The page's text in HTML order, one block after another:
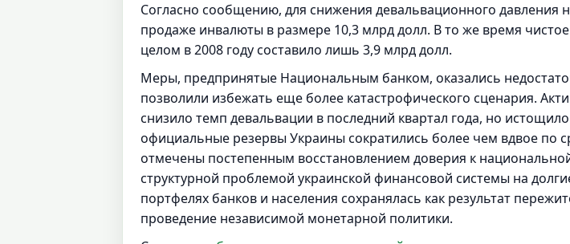
Согласно сообщению, для снижения девальвационного давления
продаже инвалюты в размере 10,3 млрд долл. В то же время
целом в 2008 году составило лишь 3,9 млрд долл.
Меры, предпринятые Национальным банком, оказались
позволили избежать еще более катастрофического сценария.
снизило темп девальвации в последний квартал года, но
официальные резервы Украины сократились более чем вдвое по
отмечены постепенным восстановлением доверия к
структурной проблемой украинской финансовой системы на
портфелях банков и населения сохранялась как результат
проведение независимой монетарной политики.